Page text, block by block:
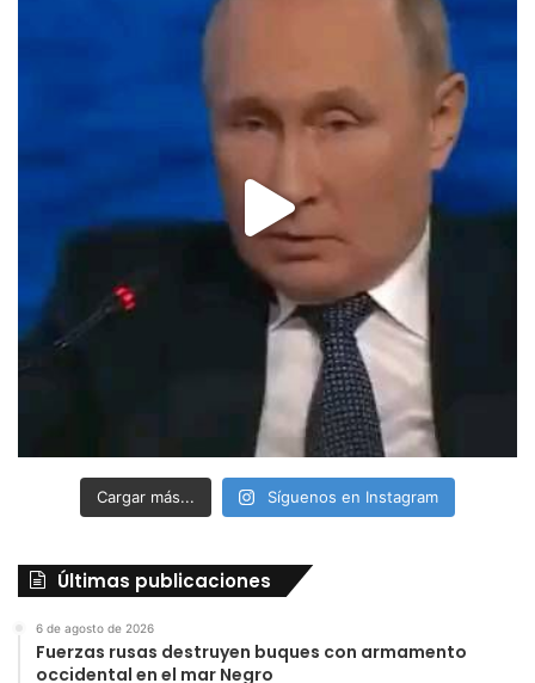
Cargar más... Síguenos en Instagram
Últimas publicaciones
6 de agosto de 2026
Fuerzas rusas destruyen buques con armamento
occidental en el mar Negro